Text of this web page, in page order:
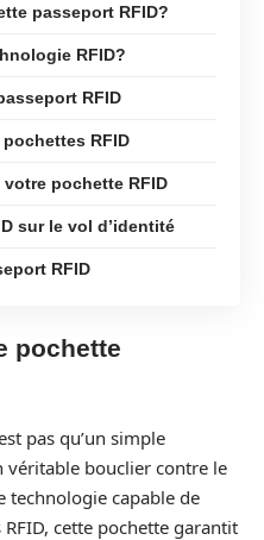
passeport RFID?
RFID?
RFID
RFID
pochette RFID
sur le vol d’identité
RFID
pochette
pas qu’un simple
véritable bouclier contre le
technologie capable de
cette pochette garantit